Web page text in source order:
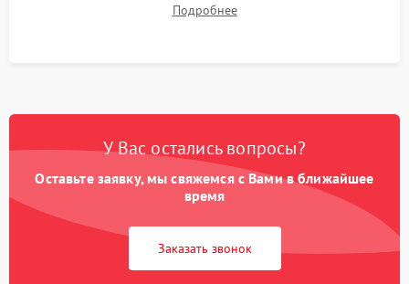
в рабочем режиме в течение нескольких часов.
Подробнее
У Вас остались вопросы?
Оставьте заявку, мы свяжемся с Вами в ближайшее
время
Заказать звонок